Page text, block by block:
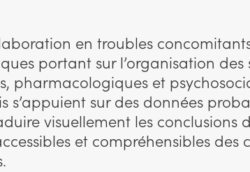
en troubles
portant sur l’organisation des
pharmacologiques et
s’appuient sur des données
visuellement les conclusions
et compréhensibles des